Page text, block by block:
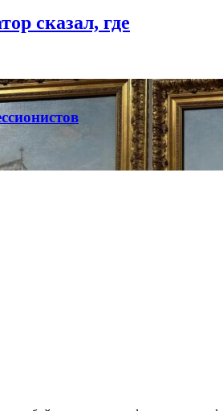
сказал, где